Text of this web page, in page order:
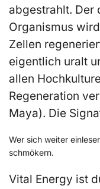
abgestrahlt. Der
Organismus
Zellen
eigentlich uralt
allen
Regeneration
Maya). Die
Wer sich weiter
schmökern.
Vital Energy ist